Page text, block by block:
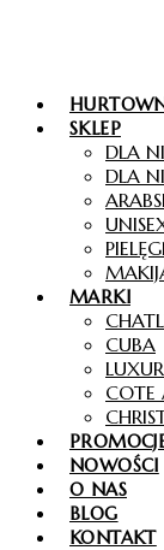
SKLEP
DLA
DLA
MARKI
CUBA
COTE
NOWOŚCI
O NAS
BLOG
KONTAKT